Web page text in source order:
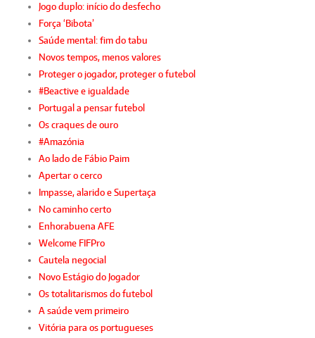
Jogo duplo: início do desfecho
Força ‘Bibota’
Saúde mental: fim do tabu
Novos tempos, menos valores
Proteger o jogador, proteger o futebol
#Beactive e igualdade
Portugal a pensar futebol
Os craques de ouro
#Amazónia
Ao lado de Fábio Paim
Apertar o cerco
Impasse, alarido e Supertaça
No caminho certo
Enhorabuena AFE
Welcome FIFPro
Cautela negocial
Novo Estágio do Jogador
Os totalitarismos do futebol
A saúde vem primeiro
Vitória para os portugueses